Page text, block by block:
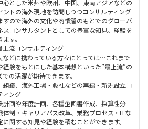
心とした米州や欧州、中国、東南アジアなどの
ントの海外現地を訪問しつつコンサルティング
すので海外の文化や商慣習のもとでのグローバ
スコンサルタントとしての豊富な知見、経験を
す。
上流コンサルティング
などに携わっている方々にとっては…これまで
経験をもとにした基本構想といった”最上流”の
での活躍が期待できます。
組織、海外工場・販社などの再編・新規設立コ
ィング
計画や年度計画、各種企画書作成、採算性分
体制・キャリアパス改革、業務プロセス・ITな
に関する知見や経験を積むことができます。